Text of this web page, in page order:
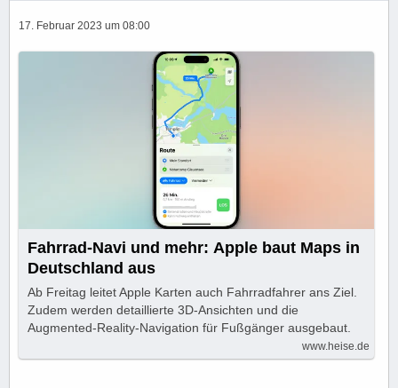
17. Februar 2023 um 08:00
Fahrrad-Navi und mehr: Apple baut Maps in
Deutschland aus
Ab Freitag leitet Apple Karten auch Fahrradfahrer ans Ziel.
Zudem werden detaillierte 3D-Ansichten und die
Augmented-Reality-Navigation für Fußgänger ausgebaut.
www.heise.de